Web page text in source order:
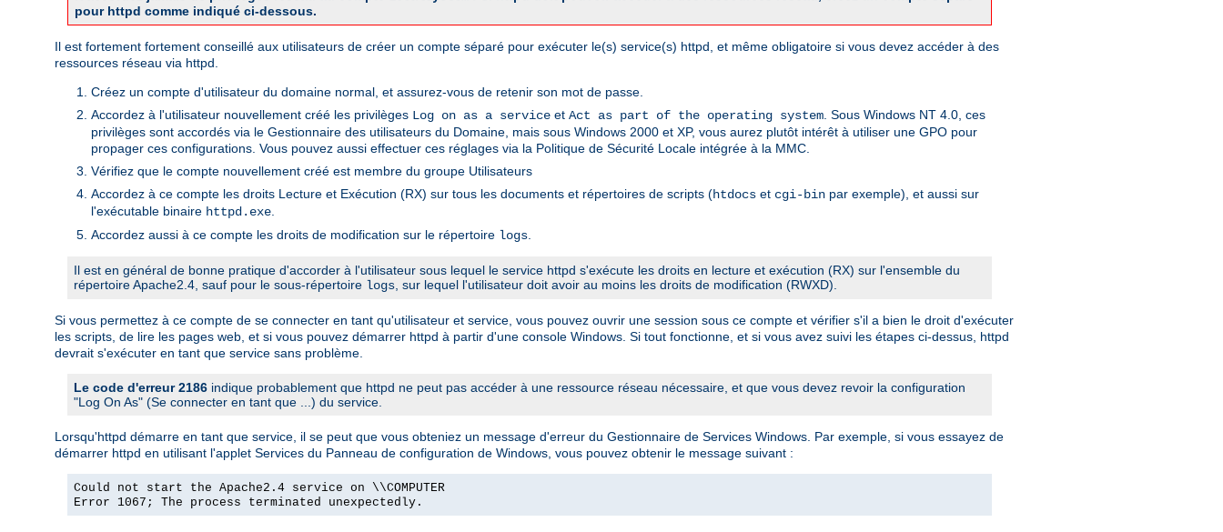
pour httpd comme indiqué ci-dessous.
Il est fortement fortement conseillé aux utilisateurs de créer un compte séparé pour exécuter le(s) service(s) httpd, et même obligatoire si vous devez accéder à des
ressources réseau via httpd.
Créez un compte d'utilisateur du domaine normal, et assurez-vous de retenir son mot de passe.
Accordez à l'utilisateur nouvellement créé les privilèges Log on as a service et Act as part of the operating system . Sous Windows NT 4.0, ces
privilèges sont accordés via le Gestionnaire des utilisateurs du Domaine, mais sous Windows 2000 et XP, vous aurez plutôt intérêt à utiliser une GPO pour
propager ces configurations. Vous pouvez aussi effectuer ces réglages via la Politique de Sécurité Locale intégrée à la MMC.
Vérifiez que le compte nouvellement créé est membre du groupe Utilisateurs
Accordez à ce compte les droits Lecture et Exécution (RX) sur tous les documents et répertoires de scripts (htdocs et cgi-bin par exemple), et aussi sur
l'exécutable binaire httpd.exe
Accordez aussi à ce compte les droits de modification sur le répertoire logs
Il est en général de bonne pratique d'accorder à l'utilisateur sous lequel le service httpd s'exécute les droits en lecture et exécution (RX) sur l'ensemble du
répertoire Apache2.4, sauf pour le sous-répertoire logs , sur lequel l'utilisateur doit avoir au moins les droits de modification (RWXD).
Si vous permettez à ce compte de se connecter en tant qu'utilisateur et service, vous pouvez ouvrir une session sous ce compte et vérifier s'il a bien le droit d'exécuter
les scripts, de lire les pages web, et si vous pouvez démarrer httpd à partir d'une console Windows. Si tout fonctionne, et si vous avez suivi les étapes ci-dessus, httpd
devrait s'exécuter en tant que service sans problème.
Le code d'erreur 2186 indique probablement que httpd ne peut pas accéder à une ressource réseau nécessaire, et que vous devez revoir la configuration
"Log On As" (Se connecter en tant que ...) du service.
Lorsqu'httpd démarre en tant que service, il se peut que vous obteniez un message d'erreur du Gestionnaire de Services Windows. Par exemple, si vous essayez de
démarrer httpd en utilisant l'applet Services du Panneau de configuration de Windows, vous pouvez obtenir le message suivant :
Could not start the Apache2.4 service on \\COMPUTER
Error 1067; The process terminated unexpectedly.